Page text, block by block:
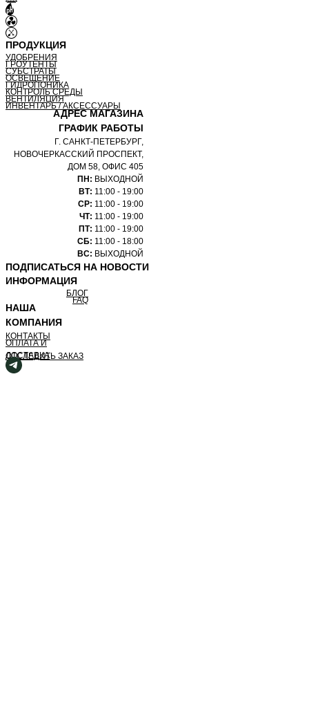
ПРОДУКЦИЯ
УДОБРЕНИЯ
ГРОУТЕНТЫ
СУБСТРАТЫ
ОСВЕЩЕНИЕ
ГИДРОПОНИКА
КОНТРОЛЬ СРЕДЫ
ВЕНТИЛЯЦИЯ
ИНВЕНТАРЬ / АКСЕССУАРЫ
АДРЕС МАГАЗИНА
ГРАФИК РАБОТЫ
Г. САНКТ-ПЕТЕРБУРГ,
НОВОЧЕРКАССКИЙ ПРОСПЕКТ,
ДОМ 58, ОФИС 405
ПН: ВЫХОДНОЙ
ВТ: 11:00 - 19:00
СР: 11:00 - 19:00
ЧТ: 11:00 - 19:00
ПТ: 11:00 - 19:00
СБ: 11:00 - 18:00
ВС: ВЫХОДНОЙ
ПОДПИСАТЬСЯ НА НОВОСТИ
ИНФОРМАЦИЯ
БЛОГ
FAQ
НАША
КОМПАНИЯ
КОНТАКТЫ
ОПЛАТА И
ДОСТАВКА
ОТСЛЕДИТЬ ЗАКАЗ